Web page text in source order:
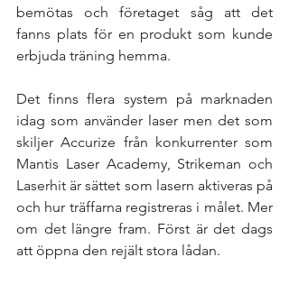
bemötas och företaget såg att det
fanns plats för en produkt som kunde
erbjuda träning hemma.
Det finns flera system på marknaden
idag som använder laser men det som
skiljer Accurize från konkurrenter som
Mantis Laser Academy, Strikeman och
Laserhit är sättet som lasern aktiveras på
och hur träffarna registreras i målet. Mer
om det längre fram. Först är det dags
att öppna den rejält stora lådan.